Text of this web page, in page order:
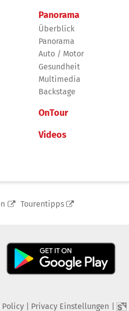
Panorama
Überblick
Panorama
Auto / Motor
Gesundheit
Multimedia
Backstage
OnTour
Videos
Tourentipps
Policy| Privacy Einstellungen